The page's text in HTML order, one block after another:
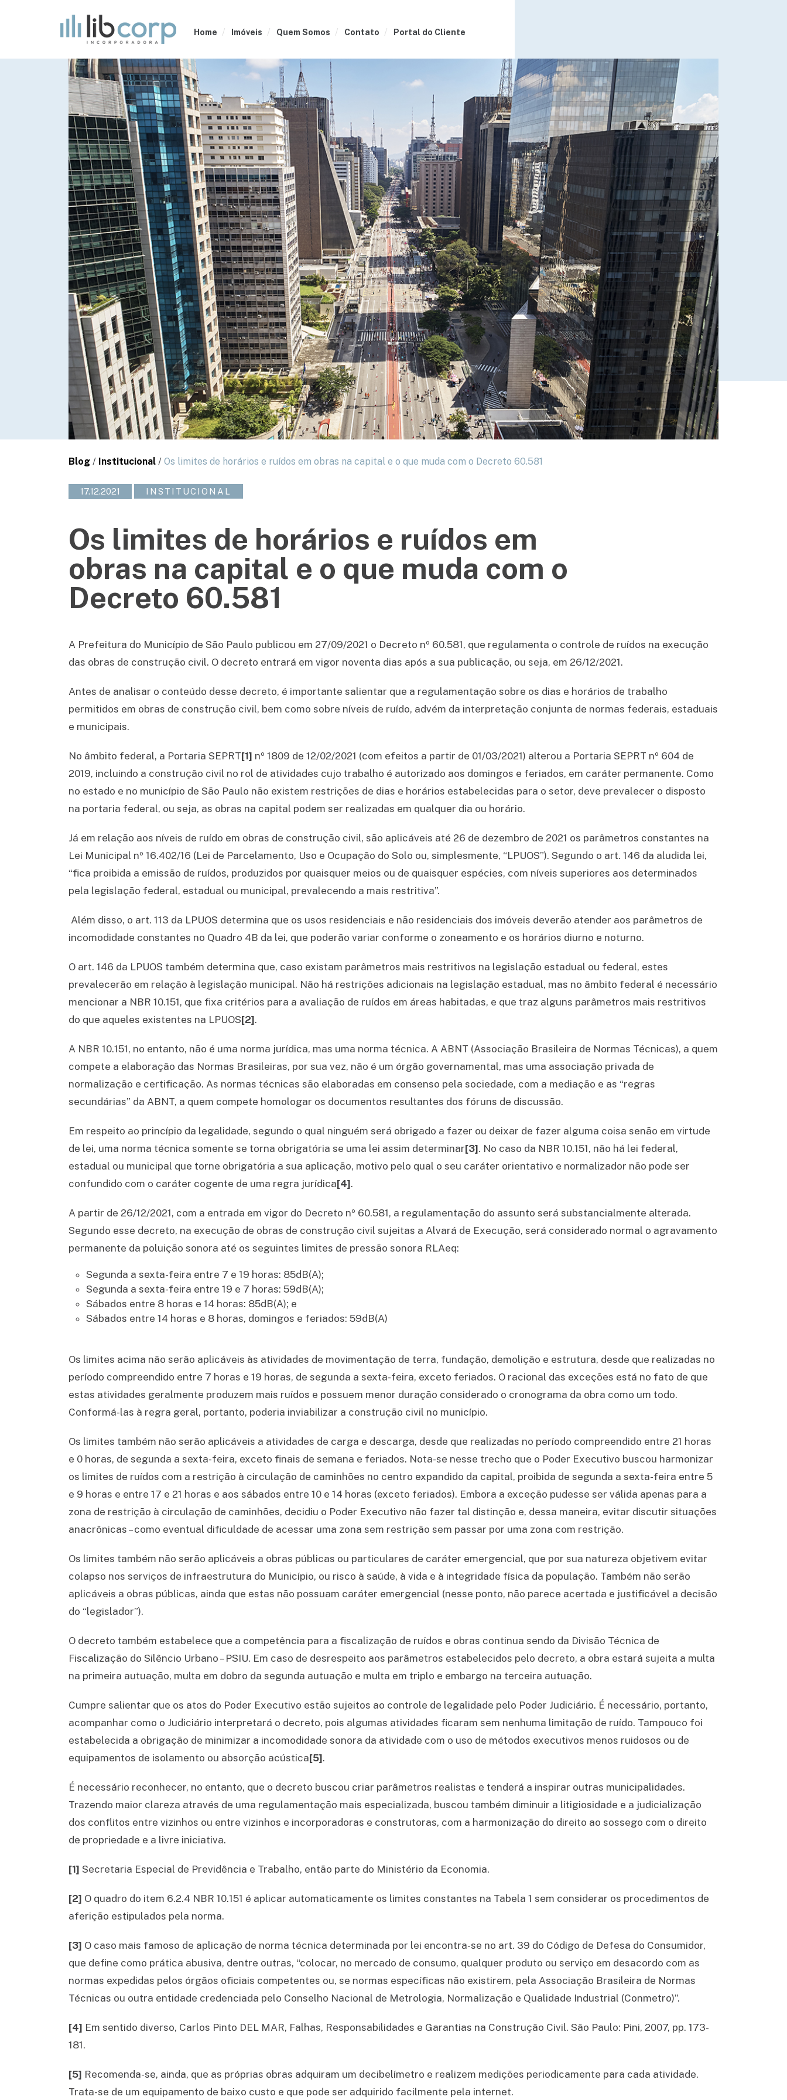
Home Imóveis Quem Somos Contato Portal do Cliente
Blog / Institucional / Os limites de horários e ruídos em obras na capital e o que muda com o Decreto 60.581
17.12.2021 INSTITUCIONAL
Os limites de horários e ruídos em
obras na capital e o que muda com o
Decreto 60.581
A Prefeitura do Município de São Paulo publicou em 27/09/2021 o Decreto nº 60.581, que regulamenta o controle de ruídos na execução
das obras de construção civil. O decreto entrará em vigor noventa dias após a sua publicação, ou seja, em 26/12/2021.
Antes de analisar o conteúdo desse decreto, é importante salientar que a regulamentação sobre os dias e horários de trabalho
permitidos em obras de construção civil, bem como sobre níveis de ruído, advém da interpretação conjunta de normas federais, estaduais
e municipais.
No âmbito federal, a Portaria SEPRT[1] nº 1809 de 12/02/2021 (com efeitos a partir de 01/03/2021) alterou a Portaria SEPRT nº 604 de
2019, incluindo a construção civil no rol de atividades cujo trabalho é autorizado aos domingos e feriados, em caráter permanente. Como
no estado e no município de São Paulo não existem restrições de dias e horários estabelecidas para o setor, deve prevalecer o disposto
na portaria federal, ou seja, as obras na capital podem ser realizadas em qualquer dia ou horário.
Já em relação aos níveis de ruído em obras de construção civil, são aplicáveis até 26 de dezembro de 2021 os parâmetros constantes na
Lei Municipal nº 16.402/16 (Lei de Parcelamento, Uso e Ocupação do Solo ou, simplesmente, “LPUOS”). Segundo o art. 146 da aludida lei,
“fica proibida a emissão de ruídos, produzidos por quaisquer meios ou de quaisquer espécies, com níveis superiores aos determinados
pela legislação federal, estadual ou municipal, prevalecendo a mais restritiva”.
Além disso, o art. 113 da LPUOS determina que os usos residenciais e não residenciais dos imóveis deverão atender aos parâmetros de
incomodidade constantes no Quadro 4B da lei, que poderão variar conforme o zoneamento e os horários diurno e noturno.
O art. 146 da LPUOS também determina que, caso existam parâmetros mais restritivos na legislação estadual ou federal, estes
prevalecerão em relação à legislação municipal. Não há restrições adicionais na legislação estadual, mas no âmbito federal é necessário
mencionar a NBR 10.151, que fixa critérios para a avaliação de ruídos em áreas habitadas, e que traz alguns parâmetros mais restritivos
do que aqueles existentes na LPUOS[2].
A NBR 10.151, no entanto, não é uma norma jurídica, mas uma norma técnica. A ABNT (Associação Brasileira de Normas Técnicas), a quem
compete a elaboração das Normas Brasileiras, por sua vez, não é um órgão governamental, mas uma associação privada de
normalização e certificação. As normas técnicas são elaboradas em consenso pela sociedade, com a mediação e as “regras
secundárias” da ABNT, a quem compete homologar os documentos resultantes dos fóruns de discussão.
Em respeito ao princípio da legalidade, segundo o qual ninguém será obrigado a fazer ou deixar de fazer alguma coisa senão em virtude
de lei, uma norma técnica somente se torna obrigatória se uma lei assim determinar[3]. No caso da NBR 10.151, não há lei federal,
estadual ou municipal que torne obrigatória a sua aplicação, motivo pelo qual o seu caráter orientativo e normalizador não pode ser
confundido com o caráter cogente de uma regra jurídica[4].
A partir de 26/12/2021, com a entrada em vigor do Decreto nº 60.581, a regulamentação do assunto será substancialmente alterada.
Segundo esse decreto, na execução de obras de construção civil sujeitas a Alvará de Execução, será considerado normal o agravamento
permanente da poluição sonora até os seguintes limites de pressão sonora RLAeq:
Segunda a sexta-feira entre 7 e 19 horas: 85dB(A);
Segunda a sexta-feira entre 19 e 7 horas: 59dB(A);
Sábados entre 8 horas e 14 horas: 85dB(A); e
Sábados entre 14 horas e 8 horas, domingos e feriados: 59dB(A)
Os limites acima não serão aplicáveis às atividades de movimentação de terra, fundação, demolição e estrutura, desde que realizadas no
período compreendido entre 7 horas e 19 horas, de segunda a sexta-feira, exceto feriados. O racional das exceções está no fato de que
estas atividades geralmente produzem mais ruídos e possuem menor duração considerado o cronograma da obra como um todo.
Conformá-las à regra geral, portanto, poderia inviabilizar a construção civil no município.
Os limites também não serão aplicáveis a atividades de carga e descarga, desde que realizadas no período compreendido entre 21 horas
e 0 horas, de segunda a sexta-feira, exceto finais de semana e feriados. Nota-se nesse trecho que o Poder Executivo buscou harmonizar
os limites de ruídos com a restrição à circulação de caminhões no centro expandido da capital, proibida de segunda a sexta-feira entre 5
e 9 horas e entre 17 e 21 horas e aos sábados entre 10 e 14 horas (exceto feriados). Embora a exceção pudesse ser válida apenas para a
zona de restrição à circulação de caminhões, decidiu o Poder Executivo não fazer tal distinção e, dessa maneira, evitar discutir situações
anacrônicas – como eventual dificuldade de acessar uma zona sem restrição sem passar por uma zona com restrição.
Os limites também não serão aplicáveis a obras públicas ou particulares de caráter emergencial, que por sua natureza objetivem evitar
colapso nos serviços de infraestrutura do Município, ou risco à saúde, à vida e à integridade física da população. Também não serão
aplicáveis a obras públicas, ainda que estas não possuam caráter emergencial (nesse ponto, não parece acertada e justificável a decisão
do “legislador”).
O decreto também estabelece que a competência para a fiscalização de ruídos e obras continua sendo da Divisão Técnica de
Fiscalização do Silêncio Urbano – PSIU. Em caso de desrespeito aos parâmetros estabelecidos pelo decreto, a obra estará sujeita a multa
na primeira autuação, multa em dobro da segunda autuação e multa em triplo e embargo na terceira autuação.
Cumpre salientar que os atos do Poder Executivo estão sujeitos ao controle de legalidade pelo Poder Judiciário. É necessário, portanto,
acompanhar como o Judiciário interpretará o decreto, pois algumas atividades ficaram sem nenhuma limitação de ruído. Tampouco foi
estabelecida a obrigação de minimizar a incomodidade sonora da atividade com o uso de métodos executivos menos ruidosos ou de
equipamentos de isolamento ou absorção acústica[5].
É necessário reconhecer, no entanto, que o decreto buscou criar parâmetros realistas e tenderá a inspirar outras municipalidades.
Trazendo maior clareza através de uma regulamentação mais especializada, buscou também diminuir a litigiosidade e a judicialização
dos conflitos entre vizinhos ou entre vizinhos e incorporadoras e construtoras, com a harmonização do direito ao sossego com o direito
de propriedade e a livre iniciativa.
[1] Secretaria Especial de Previdência e Trabalho, então parte do Ministério da Economia.
[2] O quadro do item 6.2.4 NBR 10.151 é aplicar automaticamente os limites constantes na Tabela 1 sem considerar os procedimentos de
aferição estipulados pela norma.
[3] O caso mais famoso de aplicação de norma técnica determinada por lei encontra-se no art. 39 do Código de Defesa do Consumidor,
que define como prática abusiva, dentre outras, “colocar, no mercado de consumo, qualquer produto ou serviço em desacordo com as
normas expedidas pelos órgãos oficiais competentes ou, se normas específicas não existirem, pela Associação Brasileira de Normas
Técnicas ou outra entidade credenciada pelo Conselho Nacional de Metrologia, Normalização e Qualidade Industrial (Conmetro)”.
[4] Em sentido diverso, Carlos Pinto DEL MAR, Falhas, Responsabilidades e Garantias na Construção Civil. São Paulo: Pini, 2007, pp. 173-
181.
[5] Recomenda-se, ainda, que as próprias obras adquiram um decibelímetro e realizem medições periodicamente para cada atividade.
Trata-se de um equipamento de baixo custo e que pode ser adquirido facilmente pela internet.